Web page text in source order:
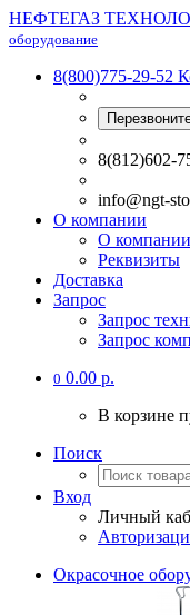
НЕФТЕГАЗ
оборудование
8(800)775-29-52
8(812)602-
info@ngt-
О компании
О компании
Реквизиты
Доставка
Запрос
Запрос
Запрос
0 0.00 р.
В корзине
Поиск
Вход
Личный
Окрасочное